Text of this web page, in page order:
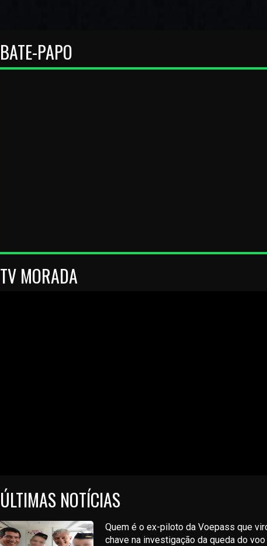
BATE-PAPO
TV MORADA
ÚLTIMAS NOTÍCIAS
Quem é o ex-piloto da Voepass que
chave na investigação da queda do voo